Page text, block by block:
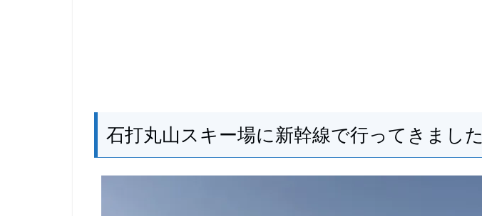
石打丸山スキー場に新幹線で行ってきました